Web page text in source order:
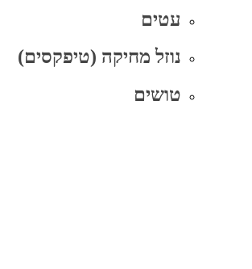
עטים
נוזל מחיקה (טיפקסים)
טושים